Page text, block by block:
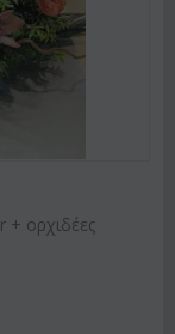
+ ορχιδέες